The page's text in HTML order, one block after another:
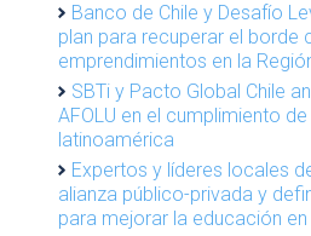
Banco de Chile y Desafío
plan para recuperar el borde
emprendimientos en la
SBTi y Pacto Global Chile
AFOLU en el cumplimiento
latinoamérica
Expertos y líderes locales
alianza público-privada y
para mejorar la educación en